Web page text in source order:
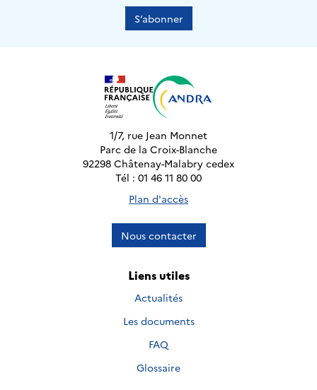
S’abonner
1/7, rue Jean Monnet
Parc de la Croix-Blanche
92298 Châtenay-Malabry cedex
Tél : 01 46 11 80 00
Plan d'accès
Nous contacter
Liens utiles
Actualités
Les documents
FAQ
Glossaire